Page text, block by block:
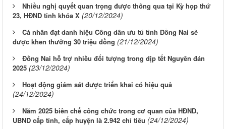
Nhiều nghị quyết quan trọng được thông qua tại Kỳ họp thứ
23, HĐND tỉnh khóa X (20/12/2024)
Cá nhân đạt danh hiệu Công dân ưu tú tỉnh Đồng Nai sẽ
được khen thưởng 30 triệu đồng (21/12/2024)
Đồng Nai hỗ trợ nhiều đối tượng trong dịp tết Nguyên đán
2025 (23/12/2024)
Hoạt động giám sát được triển khai có hiệu quả
(24/12/2024)
Năm 2025 biên chế công chức trong cơ quan của HĐND,
UBND cấp tỉnh, cấp huyện là 2.942 chỉ tiêu (24/12/2024)